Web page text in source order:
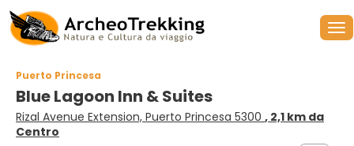
Puerto Princesa
Blue Lagoon Inn & Suites
Rizal Avenue Extension, Puerto Princesa 5300 , 2,1 km da
Centro